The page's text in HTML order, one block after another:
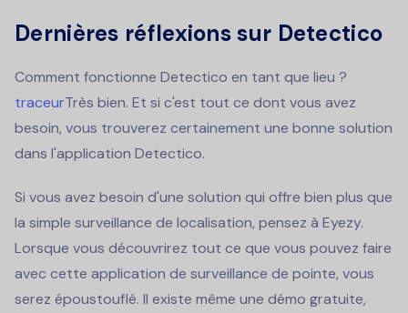
Dernières réflexions sur Detectico
Comment fonctionne Detectico en tant que lieu ?
traceurTrès bien. Et si c'est tout ce dont vous avez
besoin, vous trouverez certainement une bonne solution
dans l'application Detectico.
Si vous avez besoin d'une solution qui offre bien plus que
la simple surveillance de localisation, pensez à Eyezy.
Lorsque vous découvrirez tout ce que vous pouvez faire
avec cette application de surveillance de pointe, vous
serez époustouflé. Il existe même une démo gratuite,